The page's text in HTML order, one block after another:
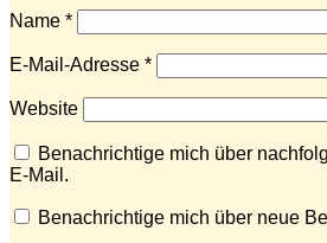
Name *
E-Mail-Adresse *
Website
Benachrichtige mich über
E-Mail.
Benachrichtige mich über neue